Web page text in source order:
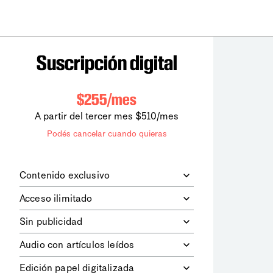
Suscripción digital
$255/mes
A partir del tercer mes $510/mes
Podés cancelar cuando quieras
Contenido exclusivo
digitales dela diaria
los contenidos de Le Monde
diplomatique.
Acceso ilimitado
contenidos.
Sin publicidad
publicitarios.
Audio con artículos leídos
Edición papel digitalizada